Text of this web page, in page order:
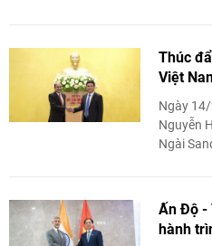
Thúc
Việt
Ngày
Nguyễn
Ngài
Ấn Độ -
hành